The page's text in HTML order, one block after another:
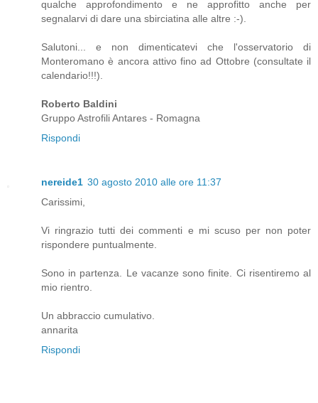
qualche approfondimento e ne approfitto anche per
segnalarvi di dare una sbirciatina alle altre :-).
Salutoni... e non dimenticatevi che l'osservatorio di
Monteromano è ancora attivo fino ad Ottobre (consultate il
calendario!!!).
Roberto Baldini
Gruppo Astrofili Antares - Romagna
Rispondi
nereide1 30 agosto 2010 alle ore 11:37
Carissimi,
Vi ringrazio tutti dei commenti e mi scuso per non poter
rispondere puntualmente.
Sono in partenza. Le vacanze sono finite. Ci risentiremo al
mio rientro.
Un abbraccio cumulativo.
annarita
Rispondi